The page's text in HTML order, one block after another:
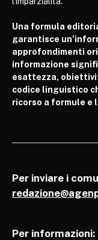
Una formula
garantisce
approfondimenti
informazione
esattezza,
codice linguistico
ricorso a formule e
Per inviare i
Per informazioni: